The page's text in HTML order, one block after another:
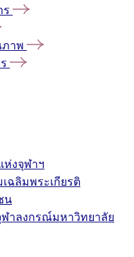
ร
ภาพ
ห่งจุฬาฯ
ฉลิมพระเกียรติ
น
าลงกรณ์มหาวิทยาลัย